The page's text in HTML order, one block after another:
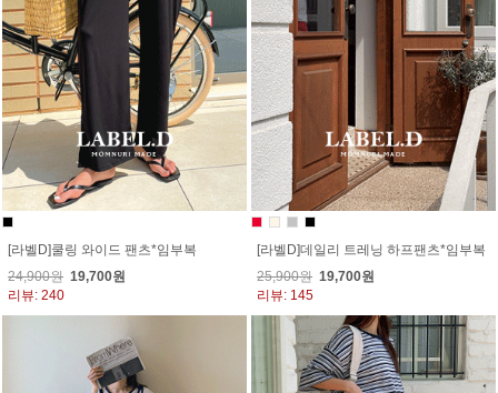
[라벨D]쿨링 와이드 팬츠*임부복
24,900원 19,700원
리뷰: 240
[라벨D]데일리 트레닝 하프팬츠*임부복
25,900원 19,700원
리뷰: 145